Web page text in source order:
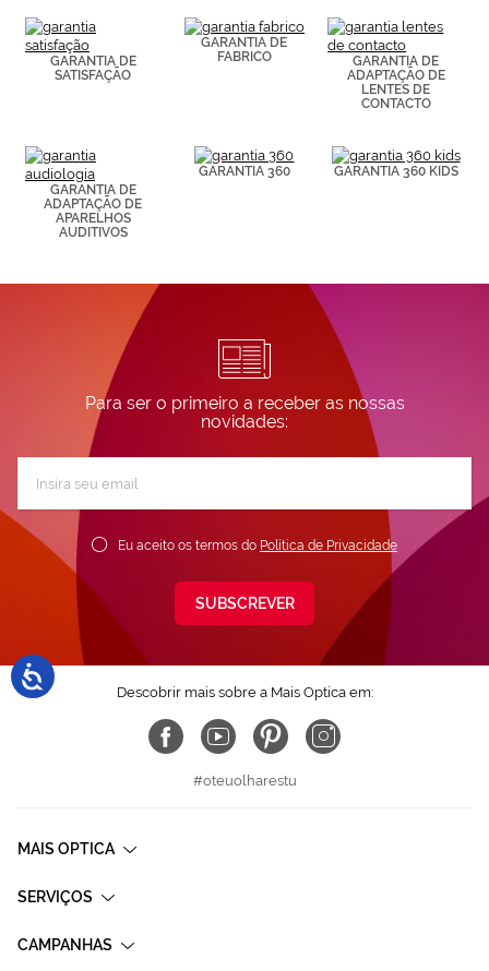
de páginas
visitadas).
Puedes
consultar más
Cookies.
GARANTIA DE
SATISFAÇÃO
GARANTIA DE
FABRICO
GARANTIA DE
ADAPTAÇÃO DE
LENTES DE
CONTACTO
GARANTIA DE
ADAPTAÇÃO DE
APARELHOS
AUDITIVOS
GARANTIA 360 GARANTIA 360 KIDS
Para ser o primeiro a receber as nossas
novidades:
Newsletter:
Eu aceito os termos do Política de Privacidade
SUBSCREVER
Descobrir mais sobre a Mais Optica em:
#oteuolharestu
MAIS OPTICA
SERVIÇOS
CAMPANHAS